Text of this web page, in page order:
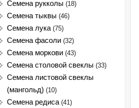
Семена рукколы (18)
Семена тыквы (46)
Семена лука (75)
Cемена фасоли (32)
Семена моркови (43)
Семена столовой свеклы (33)
Семена листовой свеклы
(мангольд) (10)
Семена редиса (41)